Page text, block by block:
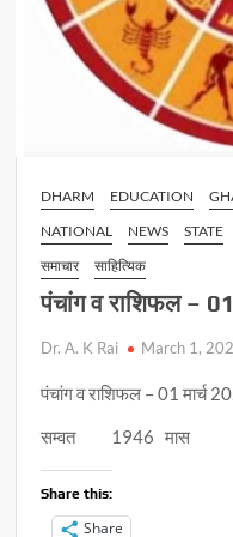
DHARM EDUCATION
NATIONAL
NEWS STATE
समाचार
साहित्यिक
पंचांग व राशिफल –
Dr. A. K Rai March 1,
पंचांग व राशिफल – 01
सम्वत 1946
Share this:
Share